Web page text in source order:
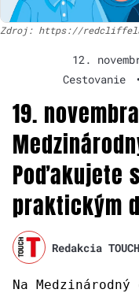
Zdroj: https://
12.
Cestovanie
•
19.
Poďakujete
praktickým
Redakcia
Na